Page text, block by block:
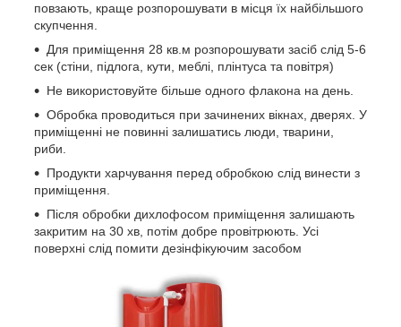
повзають, краще розпорошувати в місця їх найбільшого
скупчення.
Для приміщення 28 кв.м розпорошувати засіб слід 5-6
сек (стіни, підлога, кути, меблі, плінтуса та повітря)
Не використовуйте більше одного флакона на день.
Обробка проводиться при зачинених вікнах, дверях. У
приміщенні не повинні залишатись люди, тварини,
риби.
Продукти харчування перед обробкою слід винести з
приміщення.
Після обробки дихлофосом приміщення залишають
закритим на 30 хв, потім добре провітрюють. Усі
поверхні слід помити дезінфікуючим засобом